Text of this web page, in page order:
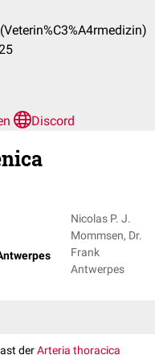
Discord
Nicolas P. J.
Mommsen, Dr.
Frank
Antwerpes
derArteria thoracica